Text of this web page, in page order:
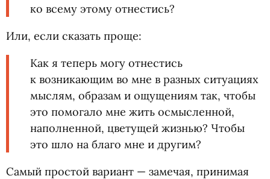
ко всему этому отнестись?
Или, если сказать проще:
Как я теперь могу отнестись
к возникающим во мне в разных ситуациях
мыслям, образам и ощущениям так, чтобы
это помогало мне жить осмысленной,
наполненной, цветущей жизнью? Чтобы
это шло на благо мне и другим?
Самый простой вариант — замечая, принимая